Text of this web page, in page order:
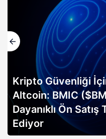
Kripto Güvenliği
Altcoin: BMIC
Dayanıklı Ön
Ediyor